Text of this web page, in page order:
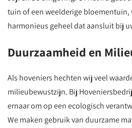
tuin of een weelderige bloementuin,
harmonieus geheel dat aansluit bij
Duurzaamheid en
Als hoveniers hechten wij veel
milieubewustzijn. Bij
ernaar om op een ecologisch
We maken gebruik van duurzame